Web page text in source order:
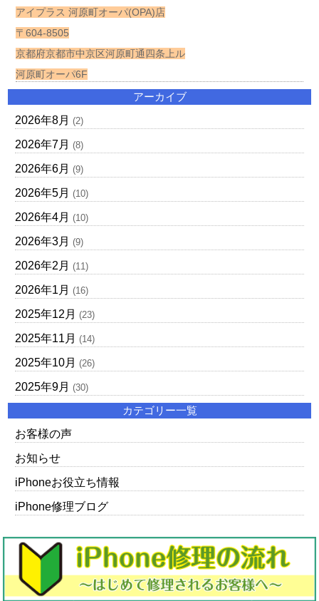
アイプラス 河原町オーパ(OPA)店
〒604-8505
京都府京都市中京区河原町通四条上ル
河原町オーパ6F
アーカイブ
2026年8月 (2)
2026年7月 (8)
2026年6月 (9)
2026年5月 (10)
2026年4月 (10)
2026年3月 (9)
2026年2月 (11)
2026年1月 (16)
2025年12月 (23)
2025年11月 (14)
2025年10月 (26)
2025年9月 (30)
カテゴリー一覧
お客様の声
お知らせ
iPhoneお役立ち情報
iPhone修理ブログ